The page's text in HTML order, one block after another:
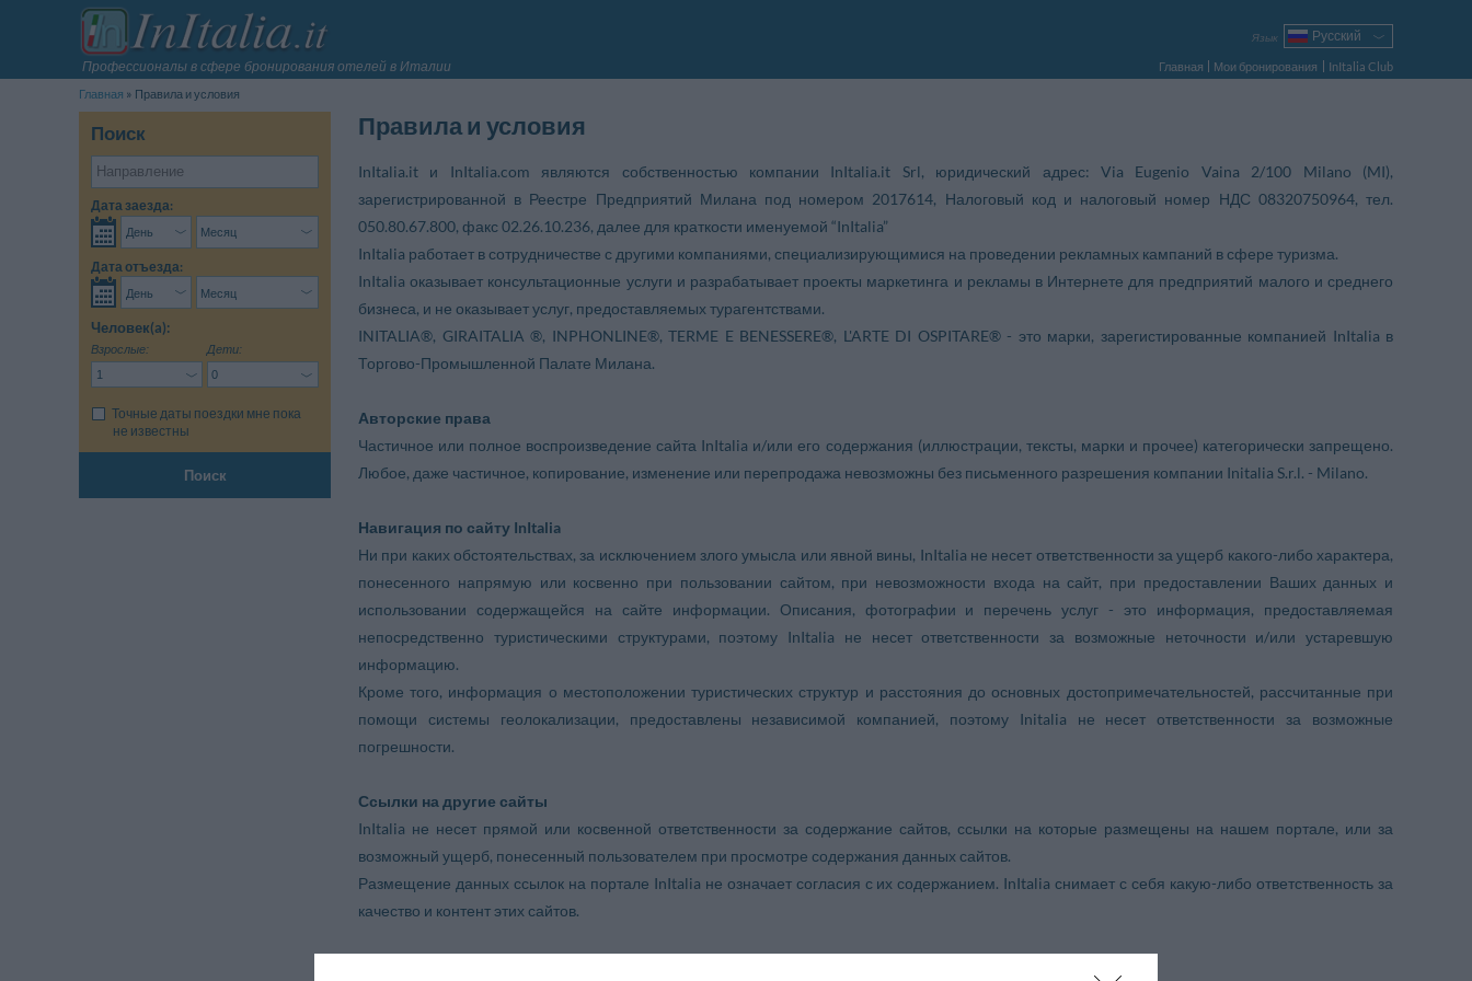
Профессионалы в сфере бронирования отелей в Италии
Язык
Русский
Italiano
English
Português
Polski
Главная Мои бронирования
InItalia Club
Главная
Правила и условия
Поиск
Дата заезда:
Дата отъезда:
Человек(a):
Взрослые: Дети:
Точные даты поездки мне пока
не известны
Поиск
Правила и условия
InItalia.it и InItalia.com являются собственностью компании InItalia.it Srl, юридический адрес: Via Eugenio Vaina 2/100 Milano (MI),
зарегистрированной в Реестре Предприятий Милана под номером 2017614, Налоговый код и налоговый номер НДС 08320750964, тел.
050.80.67.800, факс 02.26.10.236, далее для краткости именуемой “InItalia”
InItalia работает в сотрудничестве с другими компаниями, специализирующимися на проведении рекламных кампаний в сфере туризма.
InItalia оказывает консультационные услуги и разрабатывает проекты маркетинга и рекламы в Интернете для предприятий малого и среднего
бизнеса, и не оказывает услуг, предоставляемых турагентствами.
INITALIA®, GIRAITALIA ®, INPHONLINE®, TERME E BENESSERE®, L'ARTE DI OSPITARE® - это марки, зарегистированные компанией InItalia в
Торгово-Промышленной Палате Милана.
Авторские права
Частичное или полное воспроизведение сайта InItalia и/или его содержания (иллюстрации, тексты, марки и прочее) категорически запрещено.
Любое, даже частичное, копирование, изменение или перепродажа невозможны без письменного разрешения компании Initalia S.r.l. - Milano.
Навигация по сайту InItalia
Ни при каких обстоятельствах, за исключением злого умысла или явной вины, InItalia не несет ответственности за ущерб какого-либо характера,
понесенного напрямую или косвенно при пользовании сайтом, при невозможности входа на сайт, при предоставлении Ваших данных и
использовании содержащейся на сайте информации. Описания, фотографии и перечень услуг - это информация, предоставляемая
непосредственно туристическими структурами, поэтому InItalia не несет ответственности за возможные неточности и/или устаревшую
информацию.
Кроме того, информация о местоположении туристических структур и расстояния до основных достопримечательностей, рассчитанные при
помощи системы геолокализации, предоставлены независимой компанией, поэтому Initalia не несет ответственности за возможные
погрешности.
Ссылки на другие сайты
InItalia не несет прямой или косвенной ответственности за содержание сайтов, ссылки на которые размещены на нашем портале, или за
возможный ущерб, понесенный пользователем при просмотре содержания данных сайтов.
Размещение данных ссылок на портале InItalia не означает согласия с их содержанием. InItalia снимает с себя какую-либо ответственность за
качество и контент этих сайтов.